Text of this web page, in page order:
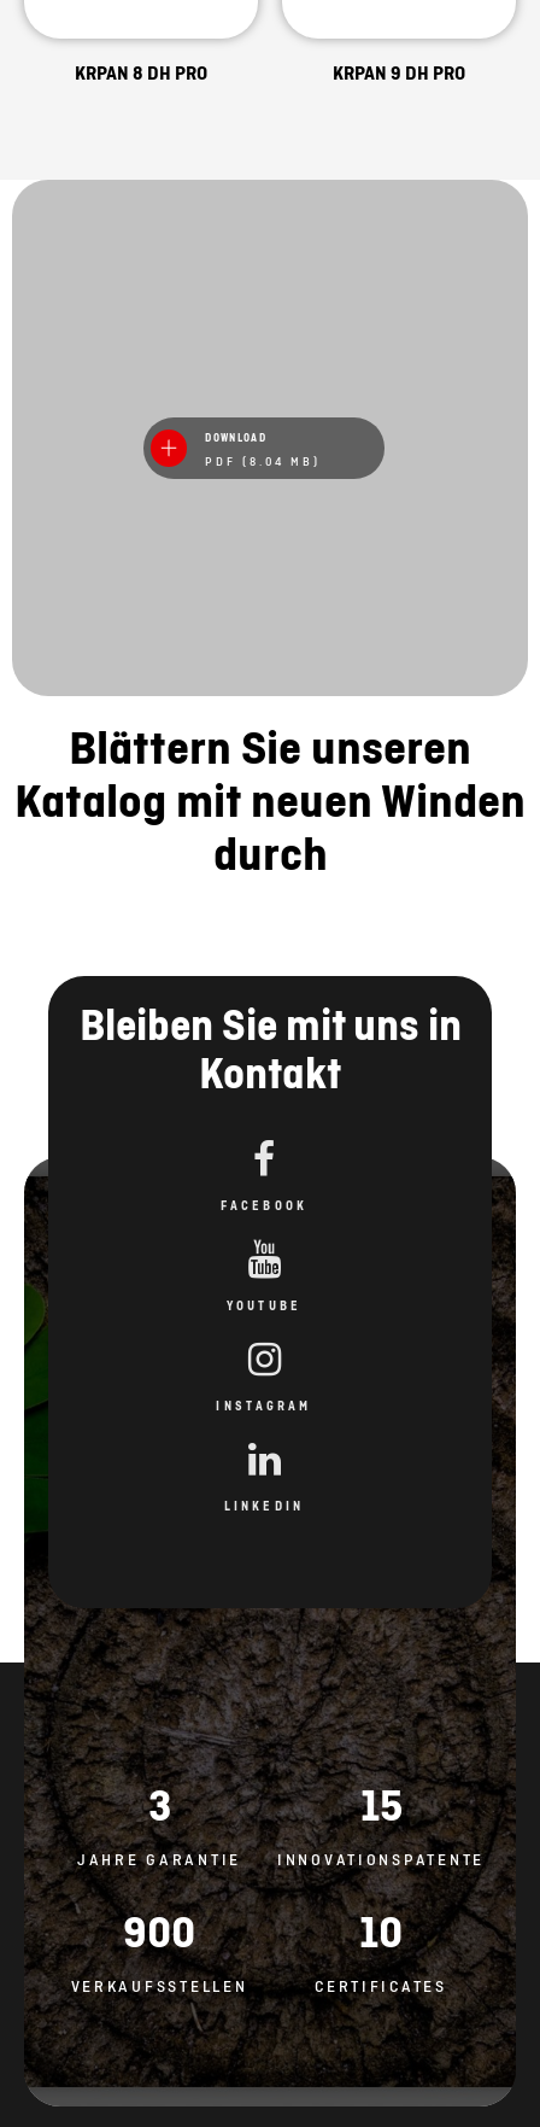
KRPAN 8 DH PRO KRPAN 9 DH PRO
DOWNLOAD
PDF (8.04 MB)
Blättern Sie unseren
Katalog mit neuen Winden
durch
Bleiben Sie mit uns in
Kontakt
FACEBOOK
YOUTUBE
INSTAGRAM
LINKEDIN
3
JAHRE GARANTIE
15
INNOVATIONSPATENTE
900
VERKAUFSSTELLEN
10
CERTIFICATES